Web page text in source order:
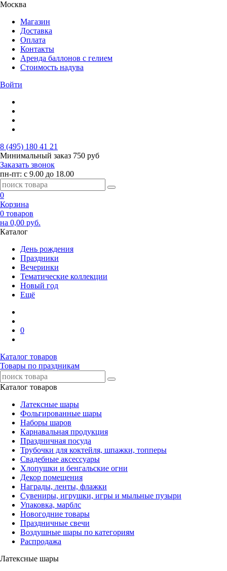
Москва
Магазин
Доставка
Оплата
Контакты
Аренда баллонов с гелием
Стоимость надува
Войти
8 (495) 180 41 21
Минимальный заказ 750 руб
Заказать звонок
пн-пт: с 9.00 до 18.00
0
Корзина
0 товаров
на 0,00 руб.
Каталог
День рождения
Праздники
Вечеринки
Тематические коллекции
Новый год
Ещё
0
Каталог товаров
Товары по праздникам
Каталог товаров
Латексные шары
Фольгированные шары
Наборы шаров
Карнавальная продукция
Праздничная посуда
Трубочки для коктейля, шпажки, топперы
Свадебные аксессуары
Хлопушки и бенгальские огни
Декор помещения
Награды, ленты, флажки
Сувениры, игрушки, игры и мыльные пузыри
Упаковка, марблс
Новогодние товары
Праздничные свечи
Воздушные шары по категориям
Распродажа
Латексные шары